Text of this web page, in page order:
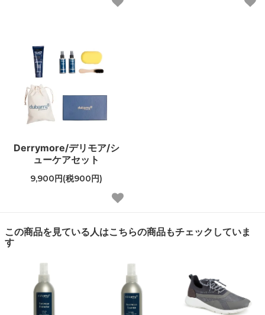
Derrymore/デリモア/シ
ューケアセット
9,900円(税900円)
この商品を見ている人はこちらの商品もチェックしていま
す